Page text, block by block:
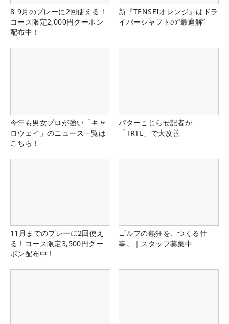
8-9月のプレーに2回使える！
コース限定2,000円クーポン
配布中！
新『TENSEIオレンジ』はドラ
イバーシャフトの“最適解”
今年も男女プロが強い「キャ
ロウェイ」のニュース一覧は
こちら！
パターこじらせ記者が
「TRTL」で大改善
11月までのプレーに2回使え
る！コース限定3,500円クー
ポン配布中！
ゴルフの熱狂を、つくる仕
事。｜スタッフ募集中